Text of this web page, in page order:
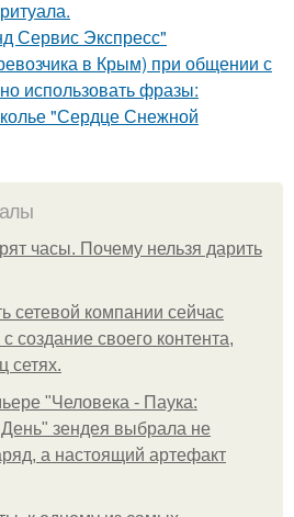
Сервис Экспресс"
в Крым) при общении с
использовать фразы:
"Сердце Снежной
часы. Почему нельзя дарить
сетевой компании сейчас
создание своего контента,
сетях.
"Человека - Паука:
зендея выбрала не
а настоящий артефакт